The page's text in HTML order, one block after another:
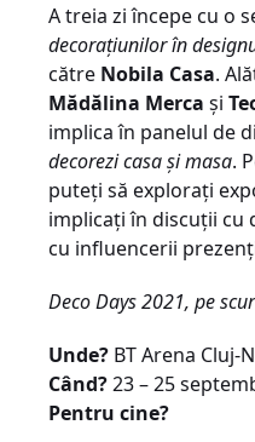
A treia zi începe cu o
decorațiunilor în
către Nobila Casa.
Mădălina Merca și
implica în panelul de
decorezi casa și masa.
puteți să explorați
implicați în discuții cu
cu influencerii
Deco Days 2021, pe
Unde? BT Arena Cluj-
Când?23 – 25
Pentru cine?